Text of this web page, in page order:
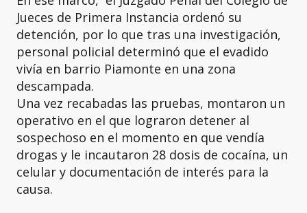
Jueces de Primera Instancia ordenó su
detención, por lo que tras una investigación,
personal policial determinó que el evadido
vivía en barrio Piamonte en una zona
descampada.
Una vez recabadas las pruebas, montaron un
operativo en el que lograron detener al
sospechoso en el momento en que vendía
drogas y le incautaron 28 dosis de cocaína, un
celular y documentación de interés para la
causa.